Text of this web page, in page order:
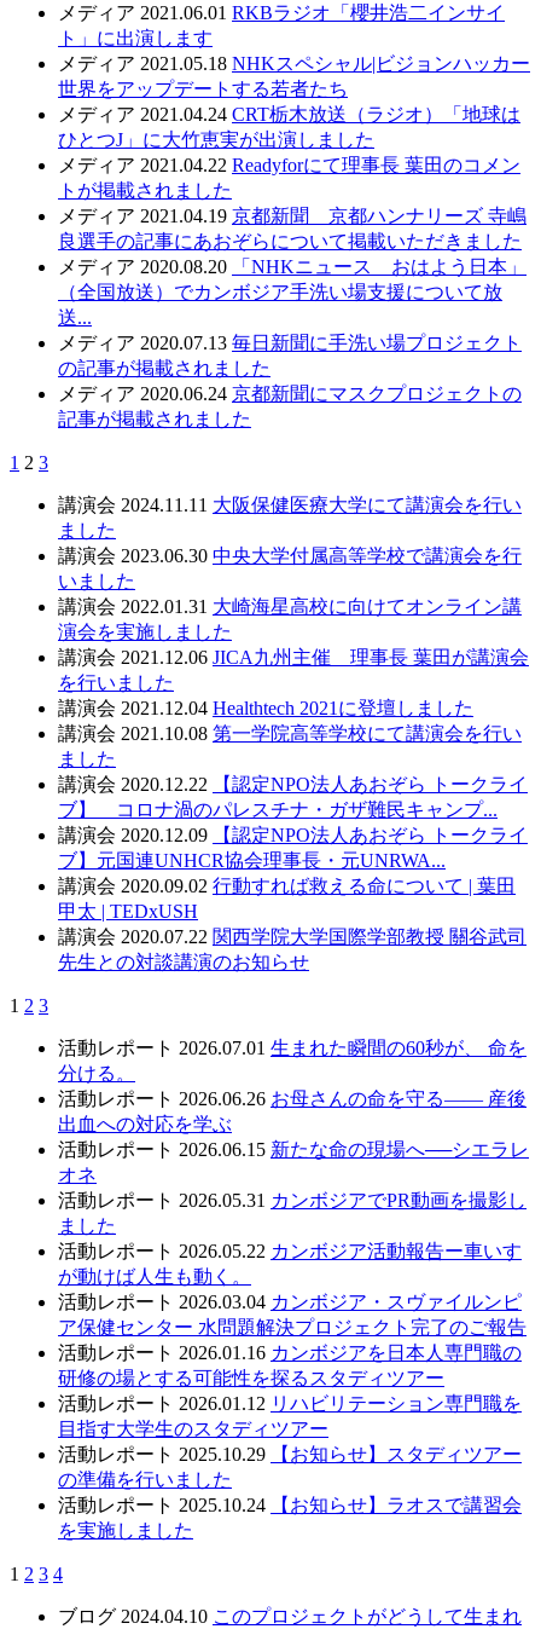
メディア 2021.06.01 RKBラジオ「櫻井浩二インサイ
ト」に出演します
メディア 2021.05.18 NHKスペシャル|ビジョンハッカー
世界をアップデートする若者たち
メディア 2021.04.24 CRT栃木放送（ラジオ）「地球は
ひとつJ」に大竹恵実が出演しました
メディア 2021.04.22 Readyforにて理事長 葉田のコメン
トが掲載されました
メディア 2021.04.19 京都新聞 京都ハンナリーズ 寺嶋
良選手の記事にあおぞらについて掲載いただきました
メディア 2020.08.20
「NHKニュース おはよう日本」
（全国放送）でカンボジア手洗い場支援について放
送...
メディア 2020.07.13 毎日新聞に手洗い場プロジェクト
の記事が掲載されました
メディア 2020.06.24 京都新聞にマスクプロジェクトの
記事が掲載されました
1 2 3
講演会 2024.11.11 大阪保健医療大学にて講演会を行い
ました
講演会 2023.06.30 中央大学付属高等学校で講演会を行
いました
講演会 2022.01.31 大崎海星高校に向けてオンライン講
演会を実施しました
講演会 2021.12.06 JICA九州主催 理事長 葉田が講演会
を行いました
講演会 2021.12.04 Healthtech 2021に登壇しました
講演会 2021.10.08 第一学院高等学校にて講演会を行い
ました
講演会 2020.12.22
【認定NPO法人あおぞら トークライ
ブ】 コロナ渦のパレスチナ・ガザ難民キャンプ...
講演会 2020.12.09
【認定NPO法人あおぞら トークライ
ブ】元国連UNHCR協会理事長・元UNRWA...
講演会 2020.09.02 行動すれば救える命について | 葉田
甲太 | TEDxUSH
講演会 2020.07.22 関西学院大学国際学部教授 關谷武司
先生との対談講演のお知らせ
1 2 3
活動レポート 2026.07.01 生まれた瞬間の60秒が、 命を
分ける。
活動レポート 2026.06.26 お母さんの命を守る—— 産後
出血への対応を学ぶ
活動レポート 2026.06.15 新たな命の現場へ──シエラレ
オネ
活動レポート 2026.05.31 カンボジアでPR動画を撮影し
ました
活動レポート 2026.05.22 カンボジア活動報告ー車いす
が動けば人生も動く。
活動レポート 2026.03.04 カンボジア・スヴァイルンピ
ア保健センター 水問題解決プロジェクト完了のご報告
活動レポート 2026.01.16 カンボジアを日本人専門職の
研修の場とする可能性を探るスタディツアー
活動レポート 2026.01.12 リハビリテーション専門職を
目指す大学生のスタディツアー
活動レポート 2025.10.29
【お知らせ】スタディツアー
の準備を行いました
活動レポート 2025.10.24
【お知らせ】ラオスで講習会
を実施しました
1 2 3 4
ブログ 2024.04.10 このプロジェクトがどうして生まれ